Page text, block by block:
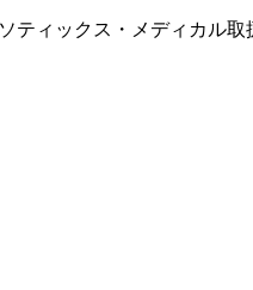
ティックス・メディカル